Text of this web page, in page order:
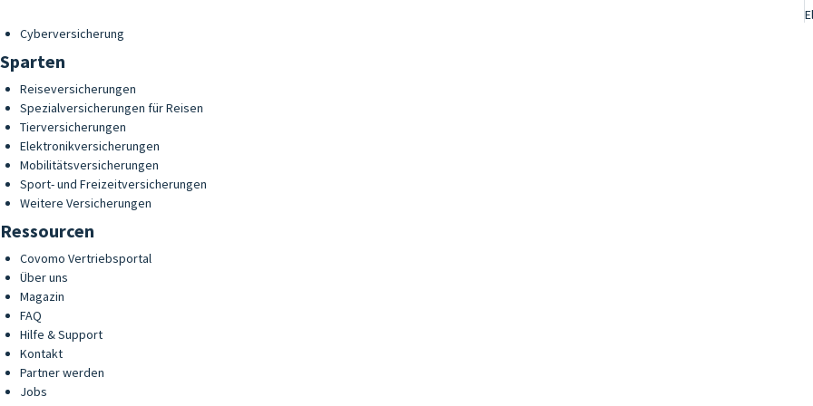
Cyberversicherung
Sparten
Reiseversicherungen
Spezialversicherungen für Reisen
Tierversicherungen
Elektronikversicherungen
Mobilitätsversicherungen
Sport- und Freizeitversicherungen
Weitere Versicherungen
Ressourcen
Covomo Vertriebsportal
Über uns
Magazin
FAQ
Hilfe & Support
Kontakt
Partner werden
Jobs